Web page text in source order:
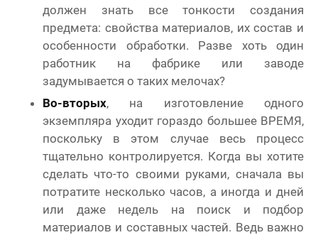
должен знать все тонкости создания
предмета: свойства материалов, их состав и
особенности обработки. Разве хоть один
работник на фабрике или заводе
задумывается о таких мелочах?
Во-вторых, на изготовление одного
экземпляра уходит гораздо большее ВРЕМЯ,
поскольку в этом случае весь процесс
тщательно контролируется. Когда вы хотите
сделать что-то своими руками, сначала вы
потратите несколько часов, а иногда и дней
или даже недель на поиск и подбор
материалов и составных частей. Ведь важно